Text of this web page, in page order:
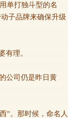
单打独斗型的名
子品牌来确保升级
有理。
公司仍是昨日黄
”。那时候，命名人